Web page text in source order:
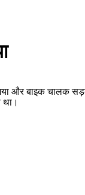
और बाइक चालक
था।